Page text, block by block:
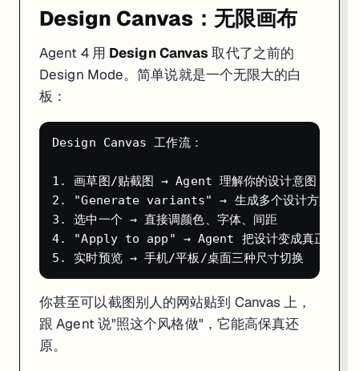
完整的代码状态
项目配置
数据库内容 （可选）
关键特性： 双向导航
回滚时如果需要同时恢复数据库，在 "Additional rollback options" 里
Design Canvas：无限画布
Agent 4 用 Design Canvas 取代了之前的
Design Mode。简单说就是一个无限大的白
板：
Design Canvas 工作流：
1. 画草图/贴截图 → Agent 理解你的设计意图
2. "Generate variants" → 生成多个设计方案并排
3. 选中一个 → 直接调颜色、字体、间距
4. "Apply to app" → Agent 把设计变成真正的代
你甚至可以截图别人的网站贴到 Canvas 上，
跟 Agent 说"照这个风格做"，它能高保真还
原。